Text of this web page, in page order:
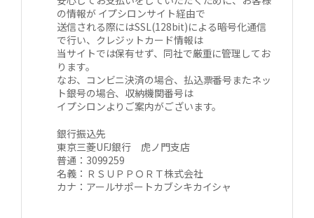
の情報が イプシロンサイト経由で
送信される際にはSSL(128bit)による暗号化通信
で行い、クレジットカード情報は
当サイトでは保有せず、同社で厳重に管理してお
ります。
なお、コンビニ決済の場合、払込票番号またネッ
ト銀号の場合、収納機関番号は
イプシロンよりご案内がございます。
銀行振込先
東京三菱UFJ銀行 虎ノ門支店
普通：3099259
名義：ＲＳＵＰＰＯＲＴ株式会社
カナ：アールサポートカブシキカイシャ